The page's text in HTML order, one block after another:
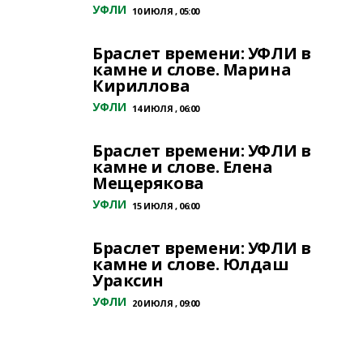
УФЛИ 10 ИЮЛЯ , 05:00
Браслет времени: УФЛИ в
камне и слове. Марина
Кириллова
УФЛИ 14 ИЮЛЯ , 06:00
Браслет времени: УФЛИ в
камне и слове. Елена
Мещерякова
УФЛИ 15 ИЮЛЯ , 06:00
Браслет времени: УФЛИ в
камне и слове. Юлдаш
Ураксин
УФЛИ 20 ИЮЛЯ , 09:00